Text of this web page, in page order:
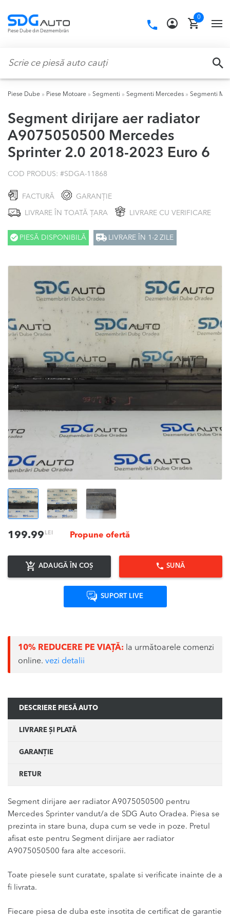
navigation
content
Piese Dube din Dezmembrări
Call
0
Piese Dube » Piese Motoare » Segmenti » Segmenti Mercedes » Segmenti
Segment dirijare aer radiator
A9075050500 Mercedes
Sprinter 2.0 2018-2023 Euro 6
COD PRODUS: #SDGA-11868
FACTURĂ GARANȚIE
LIVRARE ÎN TOATĂ ȚARA LIVRARE CU VERIFICARE
PIESĂ DISPONIBILĂ LIVRARE ÎN 1-2 ZILE
199.99 LEI Propune ofertă
ADAUGĂ ÎN COȘ SUNĂ
SUPORT LIVE
10% REDUCERE PE VIAȚĂ: la următoarele comenzi
online. vezi detalii
DESCRIERE PIESĂ AUTO
LIVRARE ȘI PLATĂ
GARANȚIE
RETUR
Segment dirijare aer radiator A9075050500 pentru
Mercedes Sprinter vandut/a de SDG Auto Oradea. Piesa se
prezinta in stare buna, dupa cum se vede in poze. Pretul
afisat este pentru Segment dirijare aer radiator
A9075050500 fara alte accesorii.
Toate piesele sunt curatate, spalate si verificate inainte de a
fi livrata.
Fiecare piesa de duba este insotita de certificat de garantie